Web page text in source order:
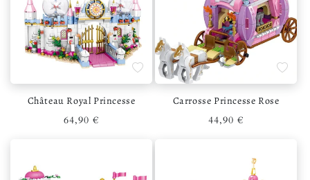
Ajouter à la liste de souhaits
Château Royal Princesse
Prix habituel
64,90 €
Ajouter
Carrosse Princesse Rose
Prix habituel
44,90 €